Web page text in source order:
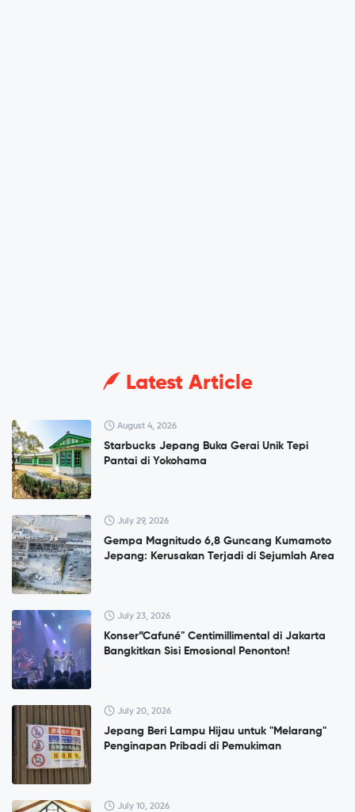
Latest Article
August 4, 2026
Starbucks Jepang Buka Gerai Unik Tepi
Pantai di Yokohama
July 29, 2026
Gempa Magnitudo 6,8 Guncang Kumamoto
Jepang: Kerusakan Terjadi di Sejumlah Area
July 23, 2026
Konser”Cafuné" Centimillimental di Jakarta
Bangkitkan Sisi Emosional Penonton!
July 20, 2026
Jepang Beri Lampu Hijau untuk "Melarang"
Penginapan Pribadi di Pemukiman
July 10, 2026